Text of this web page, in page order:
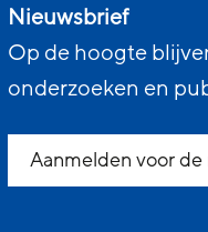
Nieuwsbrief
Op de hoogte
onderzoeken en
Aanmelden voor